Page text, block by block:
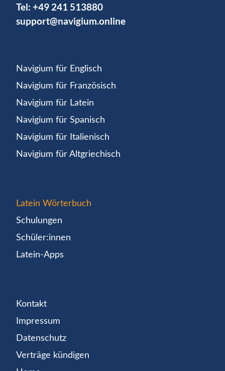
Tel: +49 241 513880
support@navigium.online
Navigium für Englisch
Navigium für Französisch
Navigium für Latein
Navigium für Spanisch
Navigium für Italienisch
Navigium für Altgriechisch
Latein Wörterbuch
Schulungen
Schüler:innen
Latein-Apps
Kontakt
Impressum
Datenschutz
Verträge kündigen